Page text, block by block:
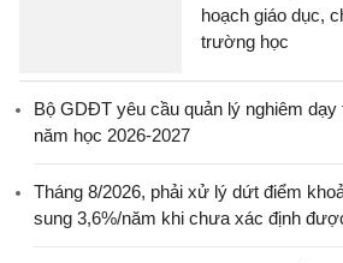
hoạch giáo dục,
trường học
Bộ GDĐT yêu cầu quản lý nghiêm
năm học 2026-2027
Tháng 8/2026, phải xử lý dứt điểm
sung 3,6%/năm khi chưa xác định